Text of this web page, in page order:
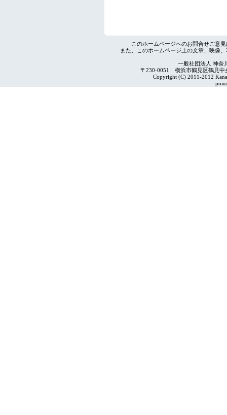
このホームページへのお問合せご意
また、このホームページ上の文章、映像
一般社団法人 神奈
〒230-0051 横浜市鶴見区鶴見
Copyright (C) 2011-2012